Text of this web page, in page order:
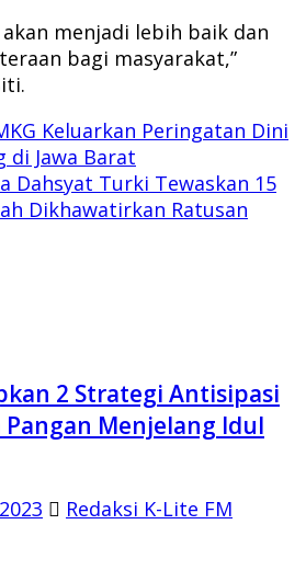
akan menjadi lebih baik dan
bagi masyarakat,”
Keluarkan Peringatan Dini
di Jawa Barat
Dahsyat Turki Tewaskan 15
Dikhawatirkan Ratusan
2 Strategi Antisipasi
Pangan Menjelang Idul
Redaksi K-Lite FM